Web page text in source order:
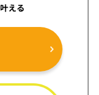
叶える